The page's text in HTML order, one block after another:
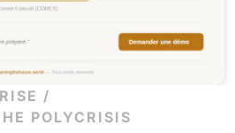
/
POLYCRISIS